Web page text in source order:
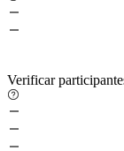
Verificar